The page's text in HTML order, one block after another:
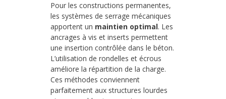
Pour les constructions permanentes,
les systèmes de serrage mécaniques
apportent un maintien optimal. Les
ancrages à vis et inserts permettent
une insertion contrôlée dans le béton.
L’utilisation de rondelles et écrous
améliore la répartition de la charge.
Ces méthodes conviennent
parfaitement aux structures lourdes